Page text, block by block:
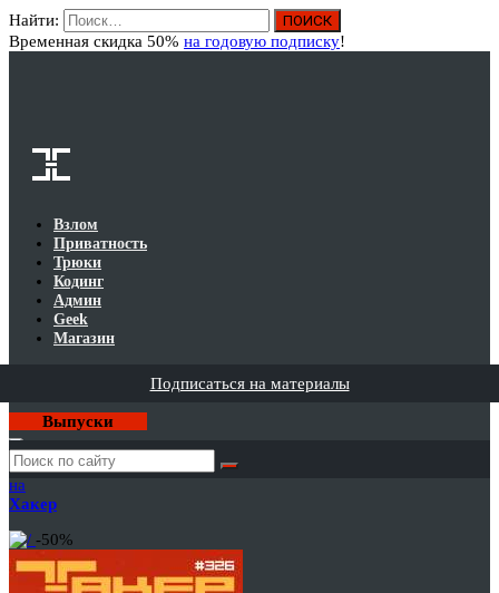
Найти:
Временная скидка 50% на годовую подписку!
Взлом
Приватность
Трюки
Кодинг
Админ
Geek
Магазин
Подписаться на материалы
Выпуски
Годовая
подписка
на
Хакер
-50%